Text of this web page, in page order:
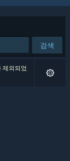
검색
제외되었